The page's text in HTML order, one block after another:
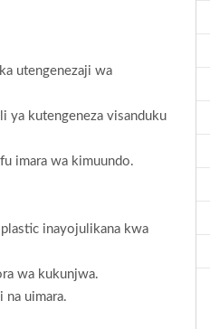
utengenezaji wa
ya kutengeneza visanduku
imara wa kimuundo.
inayojulikana kwa
wa kukunjwa.
na uimara.